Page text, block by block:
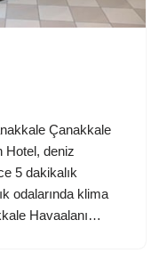
Çanakkale
Hotel, deniz
5 dakikalık
odalarında klima
Havaalanı…